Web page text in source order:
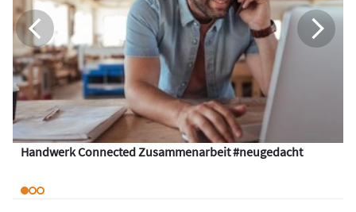
Handwerk Connected Zusammenarbeit #neugedacht